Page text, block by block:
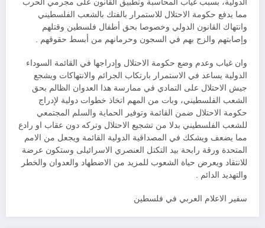
مما يدفع حكومة الاحتلال للاستمرار بالفتك بالشعب الفلسطيني
وانتهاك القانون الدولي وخصوصا بحق أطفال فلسطين وقتلهم
وإصابتهم والزج بهم في السجون وحرمانهم من أبسط حقوقهم .
وان غياب وعدم وضع حكومة الاحتلال وإدراجها في القائمة السوداء
الدولية يساعد في الاستمرار بارتكاب الجرائم والانتهاكات ويشجع
جيش الاحتلال على التمادي في ممارسة هذا العدوان الظالم بحق
الشعب الفلسطيني، وبات من المهم اتخاذ خطوات دولية لإدراج
حكومة الاحتلال ضمن القائمة وتوفير الحماية والسلم المجتمعي
للشعب الفلسطيني بدلا من تشجيع الاحتلال وتركه دون عقاب او رادع
مما يضعف ويشكك في المصداقية الدولية القائمة ويجعل من الامم
المتحدة ورقة رابحة بيد التكتل العنصري الاسرائيلى وستكون عرضة
للانتقاد ويعرض حياة الشعوب للمزيد من الاضطهاد والعدوان والخطر
والتهديد الدائم .
سفير الاعلام العربي في فلسطين